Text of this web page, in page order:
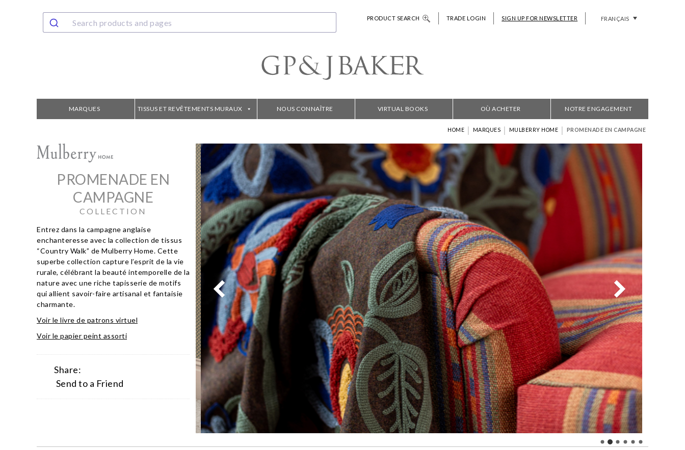
PRODUCT SEARCH TRADE LOGIN SIGN UP FOR NEWSLETTER FRANÇAIS
MARQUES TISSUS ET REVÊTEMENTS MURAUX NOUS CONNAÎTRE VIRTUAL BOOKS OÙ ACHETER NOTRE ENGAGEMENT
HOME | MARQUES | MULBERRY HOME | PROMENADE EN CAMPAGNE
PROMENADE EN
CAMPAGNE
COLLECTION
Entrez dans la campagne anglaise
enchanteresse avec la collection de tissus
“Country Walk” de Mulberry Home. Cette
superbe collection capture l’esprit de la vie
rurale, célébrant la beauté intemporelle de la
nature avec une riche tapisserie de motifs
qui allient savoir-faire artisanal et fantaisie
charmante.
Voir le livre de patrons virtuel
Voir le papier peint assorti
Share:
Send to a Friend